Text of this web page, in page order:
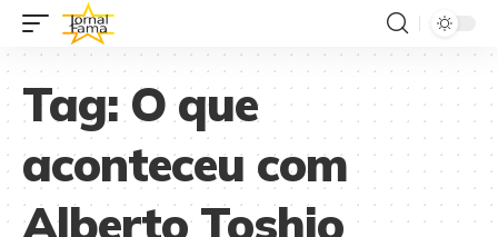
Tag:O que
aconteceu com
Alberto Toshio